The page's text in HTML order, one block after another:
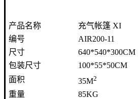
产品名称
充气帐篷 XI
编号
AIR200-11
尺寸
640*540*300CM
包装尺寸
100*55*50CM
面积
35M2
重量
85KG